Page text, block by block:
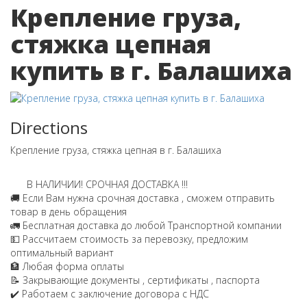
Крепление груза,
стяжка цепная
купить в г. Балашиха
Directions
Крепление груза, стяжка цепная в г. Балашиха
В НАЛИЧИИ! СРОЧНАЯ ДОСТАВКА !!!
🚚 Если Вам нужна срочная доставка , сможем отправить
товар в день обращения
🚛 Бесплатная доставка до любой Транспортной компании
💵 Рассчитаем стоимость за перевозку, предложим
оптимальный вариант
🏦 Любая форма оплаты
📝 Закрывающие документы , сертификаты , паспорта
✔️ Работаем с заключение договора с НДС